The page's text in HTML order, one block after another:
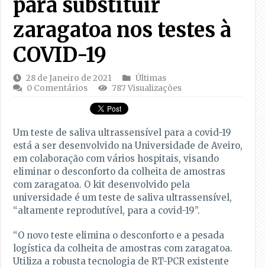
para substituir
zaragatoa nos testes à
COVID-19
28 de Janeiro de 2021
Últimas
0 Comentários
787 Visualizações
Um teste de saliva ultrassensível para a covid-19
está a ser desenvolvido na Universidade de Aveiro,
em colaboração com vários hospitais, visando
eliminar o desconforto da colheita de amostras
com zaragatoa. O kit desenvolvido pela
universidade é um teste de saliva ultrassensível,
“altamente reprodutível, para a covid-19”.
“O novo teste elimina o desconforto e a pesada
logística da colheita de amostras com zaragatoa.
Utiliza a robusta tecnologia de RT-PCR existente